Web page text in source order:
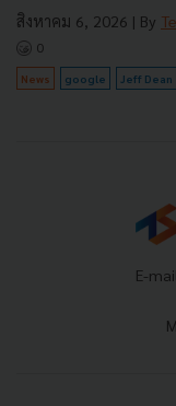
สิงหาคม 6, 2026 | By
0
News google Jeff Dean
E-